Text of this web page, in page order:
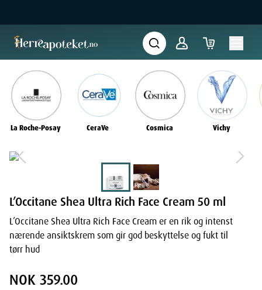
La Roche-Posay CeraVe Cosmica Vichy
L’Occitane Shea Ultra Rich Face Cream 50 ml
L’Occitane Shea Ultra Rich Face Cream er en rik og intenst
nærende ansiktskrem som gir god beskyttelse og fukt til
tørr hud
NOK 359.00